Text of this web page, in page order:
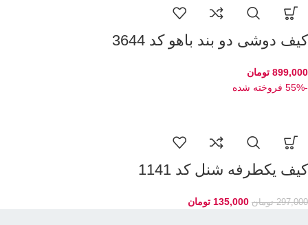
کیف دوشی دو بند باهو کد 3644
899,000 تومان
-55%
فروخته شده
کیف یکطرفه شنل کد 1141
297,000 تومان 135,000 تومان